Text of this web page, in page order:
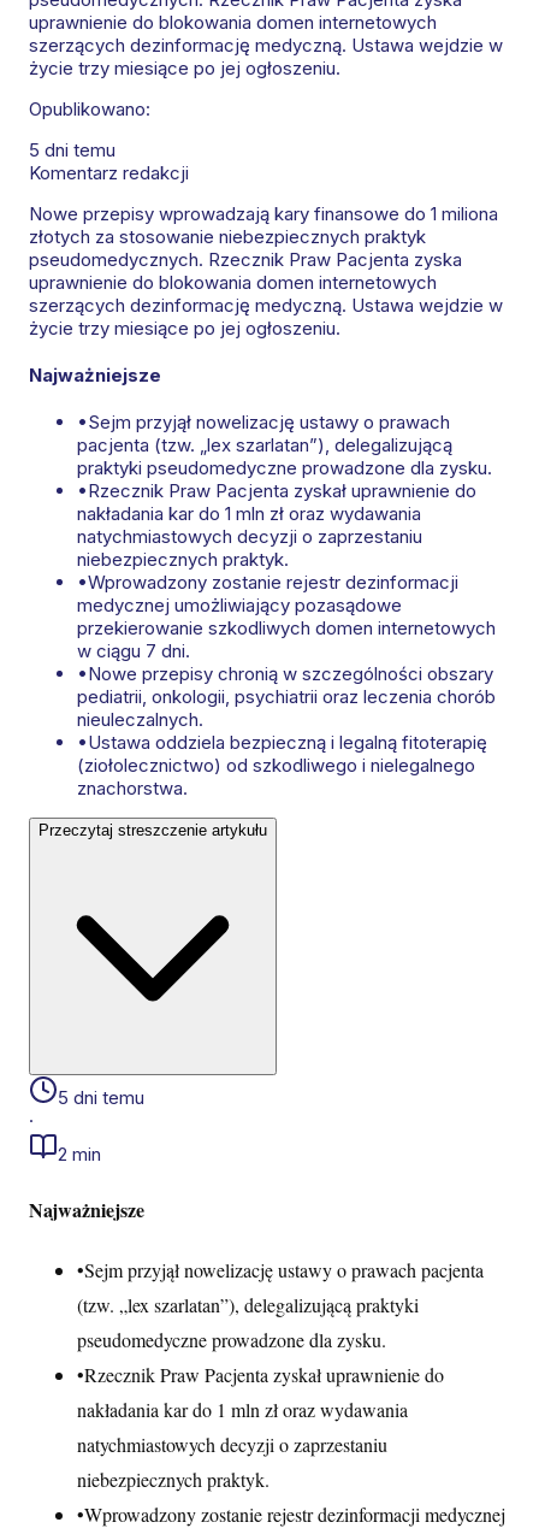
uprawnienie do blokowania domen internetowych
szerzących dezinformację medyczną. Ustawa wejdzie w
życie trzy miesiące po jej ogłoszeniu.
Opublikowano:
5 dni temu
Komentarz redakcji
Nowe przepisy wprowadzają kary finansowe do 1 miliona
złotych za stosowanie niebezpiecznych praktyk
pseudomedycznych. Rzecznik Praw Pacjenta zyska
uprawnienie do blokowania domen internetowych
szerzących dezinformację medyczną. Ustawa wejdzie w
życie trzy miesiące po jej ogłoszeniu.
Najważniejsze
•Sejm przyjął nowelizację ustawy o prawach
pacjenta (tzw. „lex szarlatan”), delegalizującą
praktyki pseudomedyczne prowadzone dla zysku.
•Rzecznik Praw Pacjenta zyskał uprawnienie do
nakładania kar do 1 mln zł oraz wydawania
natychmiastowych decyzji o zaprzestaniu
niebezpiecznych praktyk.
•Wprowadzony zostanie rejestr dezinformacji
medycznej umożliwiający pozasądowe
przekierowanie szkodliwych domen internetowych
w ciągu 7 dni.
•Nowe przepisy chronią w szczególności obszary
pediatrii, onkologii, psychiatrii oraz leczenia chorób
nieuleczalnych.
•Ustawa oddziela bezpieczną i legalną fitoterapię
(ziołolecznictwo) od szkodliwego i nielegalnego
znachorstwa.
Przeczytaj streszczenie artykułu
5 dni temu
·
2 min
Najważniejsze
•Sejm przyjął nowelizację ustawy o prawach pacjenta
(tzw. „lex szarlatan”), delegalizującą praktyki
pseudomedyczne prowadzone dla zysku.
•Rzecznik Praw Pacjenta zyskał uprawnienie do
nakładania kar do 1 mln zł oraz wydawania
natychmiastowych decyzji o zaprzestaniu
niebezpiecznych praktyk.
•Wprowadzony zostanie rejestr dezinformacji medycznej